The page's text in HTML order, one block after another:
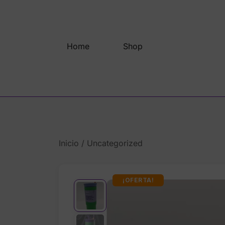
Home
Shop
Inicio / Uncategorized
¡OFERTA!